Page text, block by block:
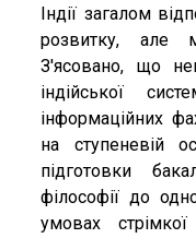
Індії загалом
розвитку, але
З'ясовано, що
індійської
інформаційних
на ступеневій
підготовки
філософії до
умовах стрімкої